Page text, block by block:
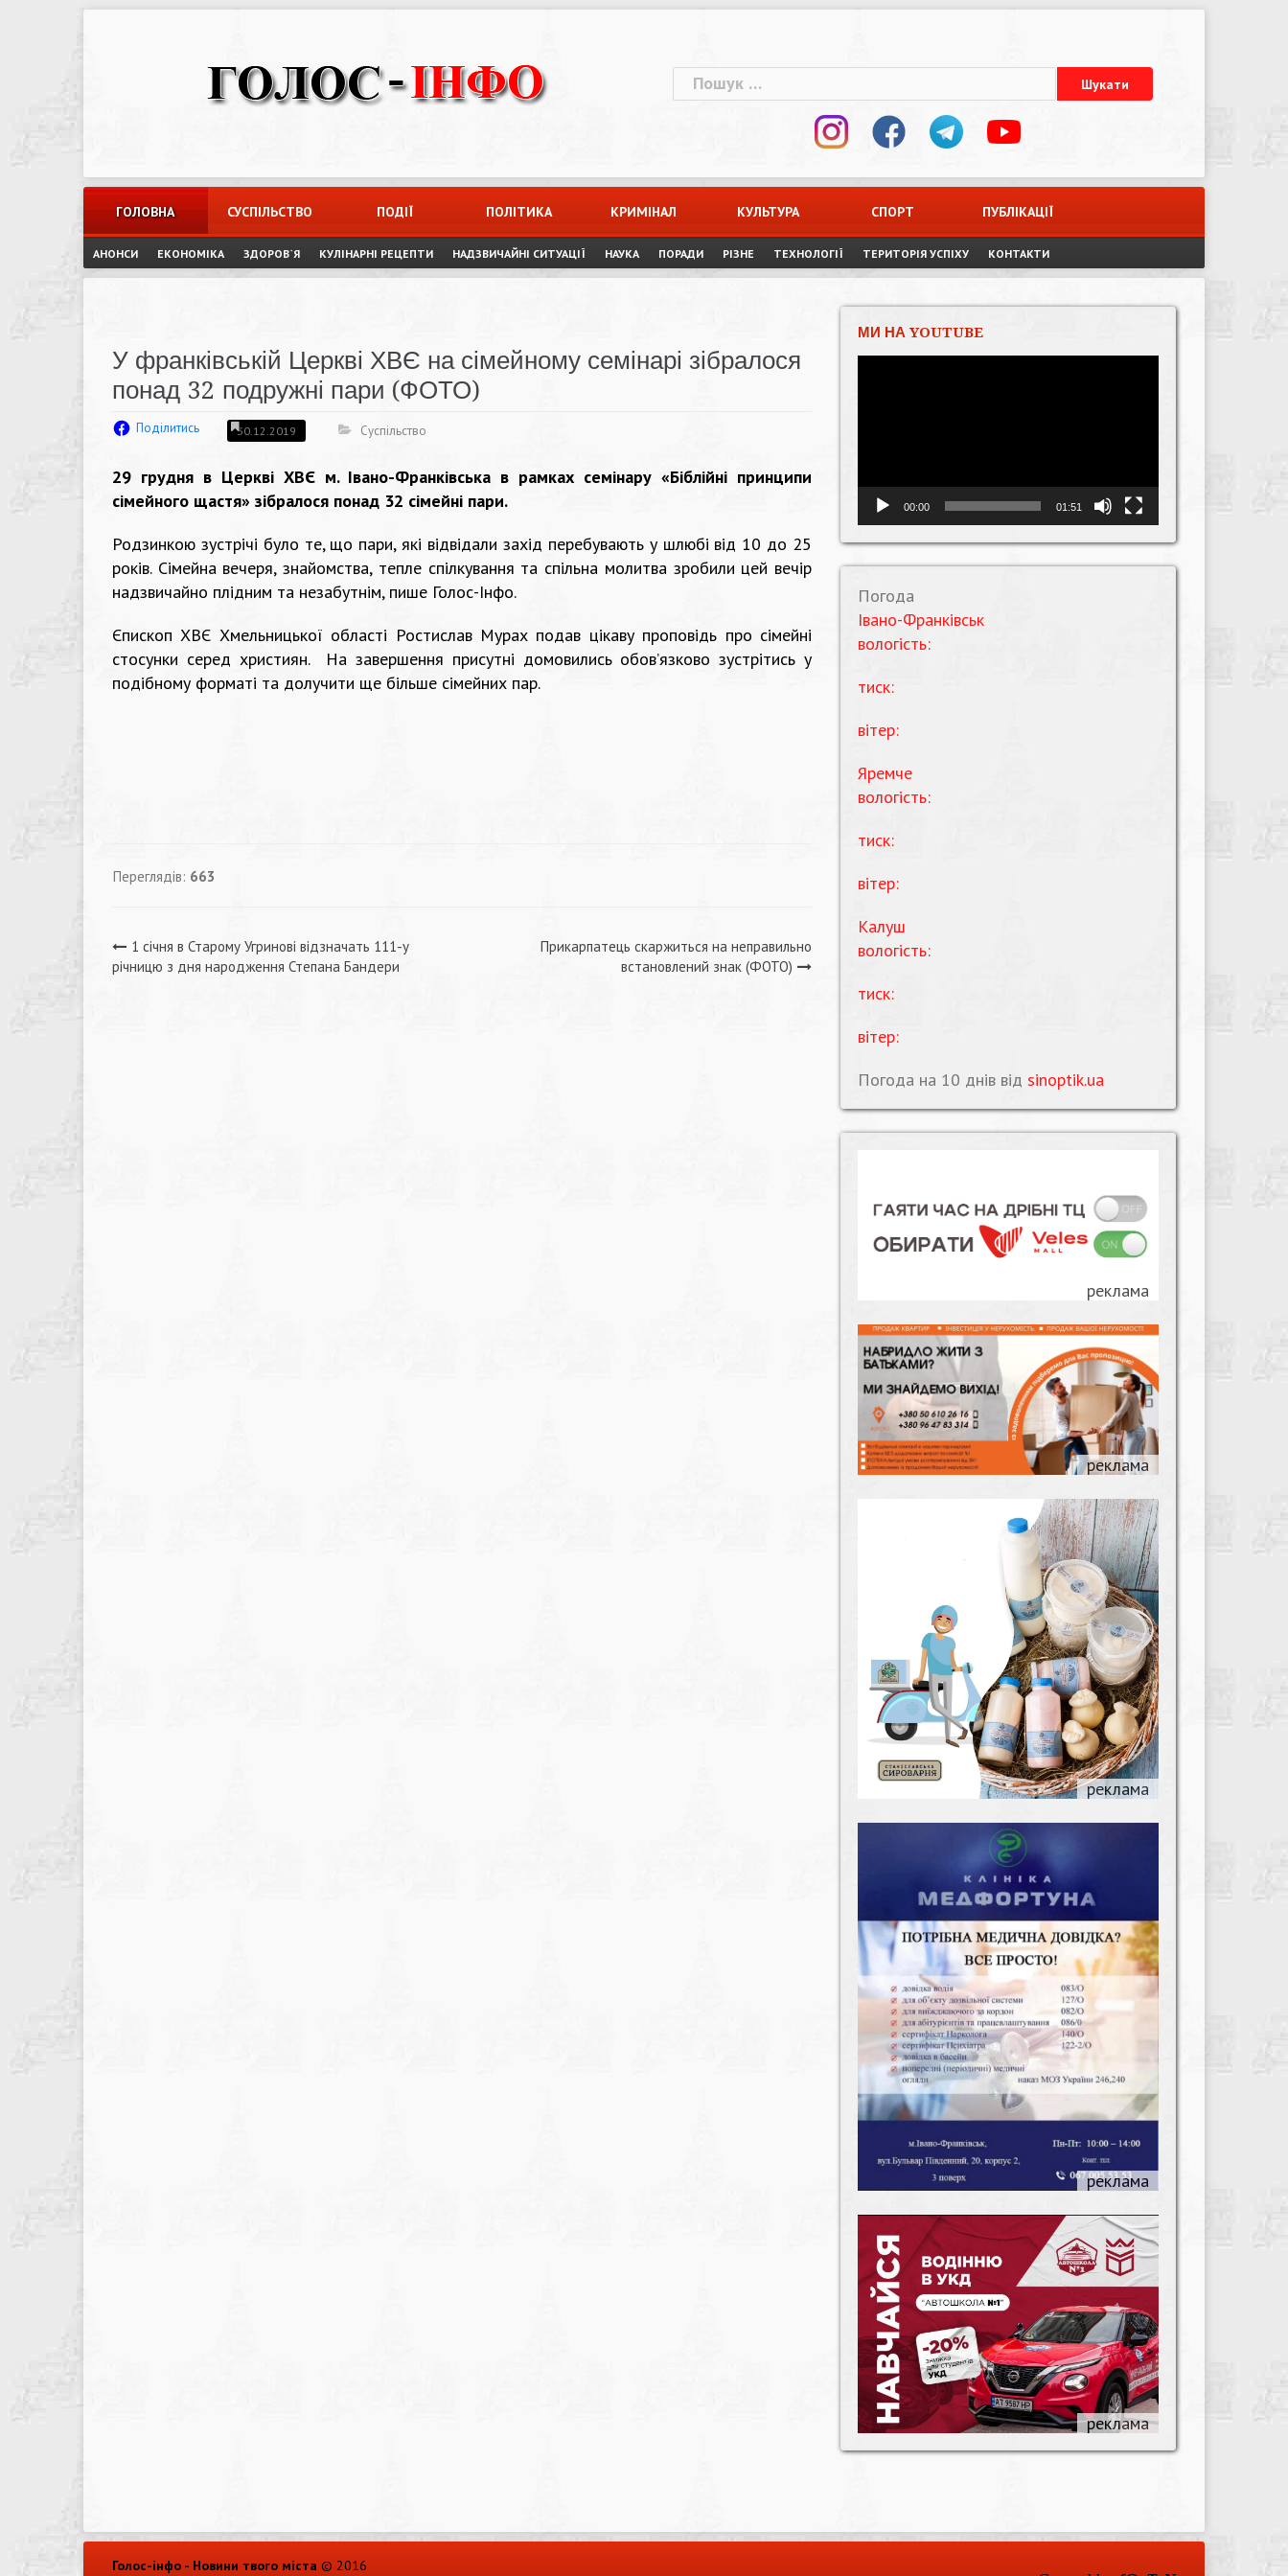
Пошук:
ГОЛОВНА СУСПІЛЬСТВО ПОДІЇ ПОЛІТИКА КРИМІНАЛ КУЛЬТУРА СПОРТ ПУБЛІКАЦІЇ
АНОНСИ ЕКОНОМІКА ЗДОРОВ`Я КУЛІНАРНІ РЕЦЕПТИ НАДЗВИЧАЙНІ СИТУАЦІЇ НАУКА ПОРАДИ РІЗНЕ ТЕХНОЛОГІЇ ТЕРИТОРІЯ УСПІХУ КОНТАКТИ
У франківській Церкві ХВЄ на сімейному семінарі зібралося
понад 32 подружні пари (ФОТО)
Поділитись 30.12.2019 Суспільство
29 грудня в Церкві ХВЄ м. Івано-Франківська в рамках семінару «Біблійні принципи
сімейного щастя» зібралося понад 32 сімейні пари.
Родзинкою зустрічі було те, що пари, які відвідали захід перебувають у шлюбі від 10 до 25
років. Сімейна вечеря, знайомства, тепле спілкування та спільна молитва зробили цей вечір
надзвичайно плідним та незабутнім, пише Голос-Інфо.
Єпископ ХВЄ Хмельницької області Ростислав Мурах подав цікаву проповідь про сімейні
стосунки серед християн. На завершення присутні домовились обов’язково зустрітись у
подібному форматі та долучити ще більше сімейних пар.
Переглядів: 663
Навігація
1 січня в Старому Угринові відзначать 111-у
річницю з дня народження Степана Бандери
Прикарпатець скаржиться на неправильно
встановлений знак (ФОТО)
МИ НА YOUTUBE
00:00 01:51
Погода
Івано-Франківськ
вологість:
тиск:
вітер:
Яремче
вологість:
тиск:
вітер:
Калуш
вологість:
тиск:
вітер:
Погода на 10 днів від sinoptik.ua
Голос-інфо - Новини твого міста © 2016